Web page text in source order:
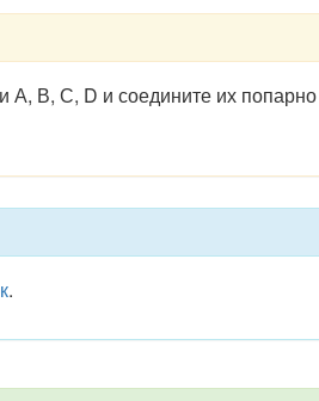
А, В, С, D и соедините их
.